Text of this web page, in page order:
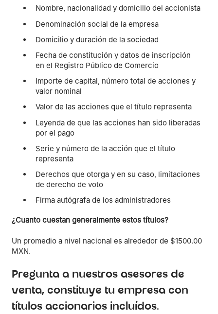
Nombre, nacionalidad y domicilio del accionista
Denominación social de la empresa
Domicilio y duración de la sociedad
Fecha de constitución y datos de inscripción
en el Registro Público de Comercio
Importe de capital, número total de acciones y
valor nominal
Valor de las acciones que el título representa
Leyenda de que las acciones han sido liberadas
por el pago
Serie y número de la acción que el título
representa
Derechos que otorga y en su caso, limitaciones
de derecho de voto
Firma autógrafa de los administradores
¿Cuanto cuestan generalmente estos títulos?
Un promedio a nivel nacional es alrededor de $1500.00
MXN.
Pregunta a nuestros asesores de
venta, constituye tu empresa con
títulos accionarios incluídos.